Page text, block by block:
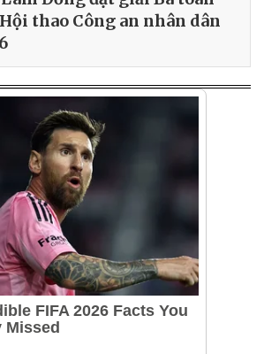
thao Công an nhân dân